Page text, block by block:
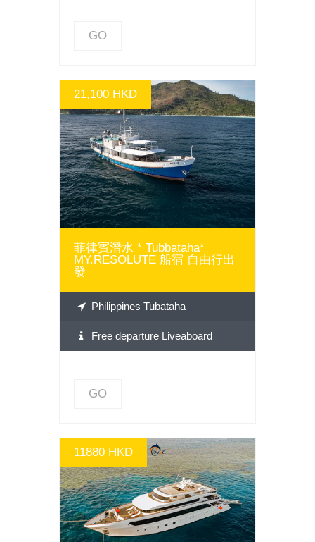
GO
21,100 HKD
GO
菲律賓潛水 * Tubbataha*
MY.RESOLUTE 船宿 自由行出
發
Philippines Tubataha
Free departure Liveaboard
GO
11880 HKD
GO